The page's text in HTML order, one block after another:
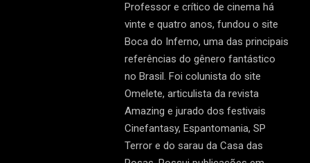
Professor e crítico de cinema há
vinte e quatro anos, fundou o site
Boca do Inferno, uma das principais
referências do gênero fantástico
no Brasil. Foi colunista do site
Omelete, articulista da revista
Amazing e jurado dos festivais
Cinefantasy, Espantomania, SP
Terror e do sarau da Casa das